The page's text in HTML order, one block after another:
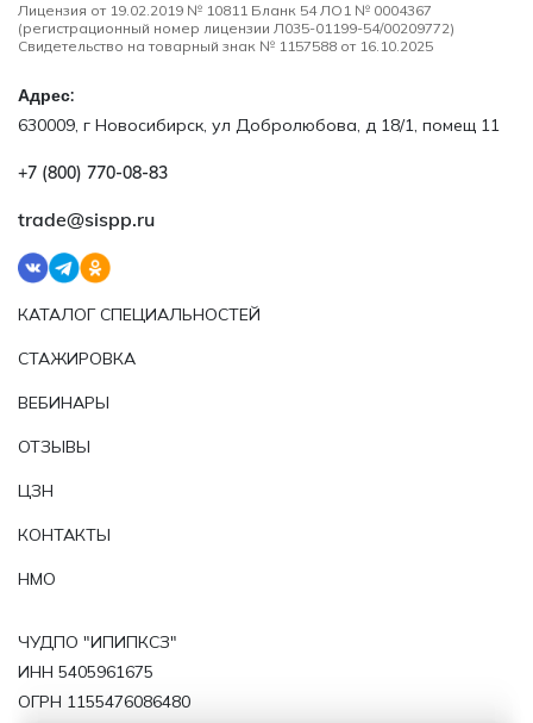
Лицензия от 19.02.2019 № 10811 Бланк 54 ЛО1 № 0004367
(регистрационный номер лицензии Л035-01199-54/00209772)
Свидетельство на товарный знак № 1157588 от 16.10.2025
Адрес:
630009, г Новосибирск, ул Добролюбова, д 18/1, помещ 11
+7 (800) 770‑08‑83
trade@sispp.ru
КАТАЛОГ СПЕЦИАЛЬНОСТЕЙ
СТАЖИРОВКА
ВЕБИНАРЫ
ОТЗЫВЫ
ЦЗН
КОНТАКТЫ
НМО
ЧУДПО "ИПИПКСЗ"
ИНН 5405961675
ОГРН 1155476086480